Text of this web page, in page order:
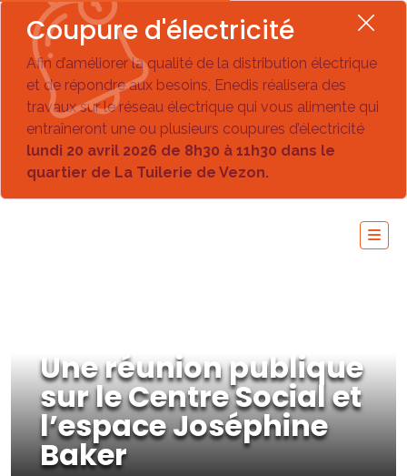
Coupure d'électricité
Afin d’améliorer la qualité de la distribution électrique
et de répondre aux besoins, Enedis réalisera des
travaux sur le réseau électrique qui vous alimente qui
entraîneront une ou plusieurs coupures d’électricité
lundi 20 avril 2026 de 8h30 à 11h30 dans le
quartier de La Tuilerie de Vezon.
Une réunion publique
sur le Centre Social et
l’espace Joséphine
Baker